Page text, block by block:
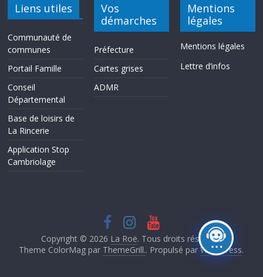
Liens utiles
Communauté de
communes
Portail Famille
Conseil
Départemental
Base de loisirs de
La Rincerie
Application Stop
Cambriolage
Vos
démarches
Préfecture
Cartes grises
ADMR
Mentions
légales
Mentions légales
Lettre d’infos
Copyright © 2026 La Roë. Tous droits réservés.
Theme ColorMag par ThemeGrill.. Propulsé parWordPress.